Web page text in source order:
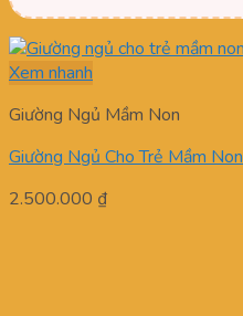
Xem nhanh
Giường Ngủ Mầm Non
Giường Ngủ Cho Trẻ Mầm Non
2.500.000 ₫